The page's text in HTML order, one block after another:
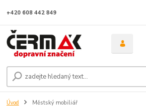
+420 608 442 849
Úvod Městský mobiliář